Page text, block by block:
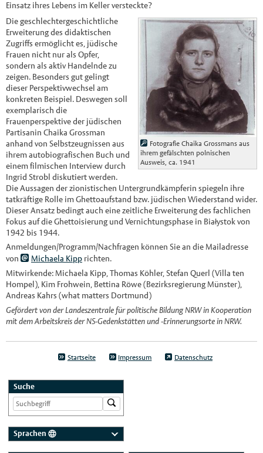
Einsatz ihres Lebens im Keller versteckte?
Fotografie Chaika Grossmans aus
ihrem gefälschten polnischen
Ausweis, ca. 1941
Die geschlechtergeschichtliche
Erweiterung des didaktischen
Zugriffs ermöglicht es, jüdische
Frauen nicht nur als Opfer,
sondern als aktiv Handelnde zu
zeigen. Besonders gut gelingt
dieser Perspektivwechsel am
konkreten Beispiel. Deswegen soll
exemplarisch die
Frauenperspektive der jüdischen
Partisanin Chaika Grossman
anhand von Selbstzeugnissen aus
ihrem autobiografischen Buch und
einem filmischen Interview durch
Ingrid Strobl diskutiert werden.
Die Aussagen der zionistischen Untergrundkämpferin spiegeln ihre
tatkräftige Rolle im Ghettoaufstand bzw. jüdischen Wiederstand wider.
Dieser Ansatz bedingt auch eine zeitliche Erweiterung des fachlichen
Fokus auf die Ghettoisierung und Vernichtungsphase in Białystok von
1942 bis 1944.
Anmeldungen/Programm/Nachfragen können Sie an die Mailadresse
von
Michaela Kipprichten.
Mitwirkende: Michaela Kipp, Thomas Köhler, Stefan Querl (Villa ten
Hompel), Kim Frohwein, Bettina Röwe (Bezirksregierung Münster),
Andreas Kahrs (what matters Dortmund)
Gefördert von der Landeszentrale für politische Bildung NRW in Kooperation
mit dem Arbeitskreis der NS-Gedenkstätten und -Erinnerungsorte in NRW.
Startseite Impressum Datenschutz
Suche
Sprachen